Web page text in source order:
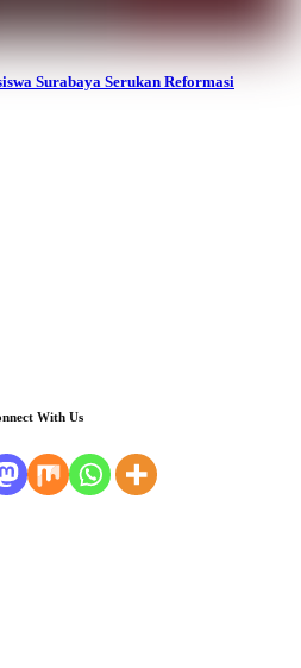
Surabaya Serukan Reformasi
With Us